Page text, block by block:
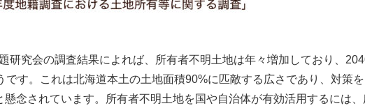
研究会の調査結果によれば、所有者不明土地は年々増加しており、
す。これは北海道本土の土地面積90%に匹敵する広さであり、対策を
念されています。所有者不明土地を国や自治体が有効活用するには、